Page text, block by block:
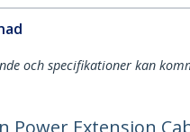
och specifikationer kan
Power Extension